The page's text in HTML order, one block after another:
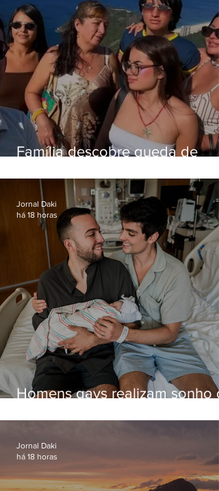
Família descobre queda de
enquanto aguardava segundo
voo
Homens gays realizam sonho
paternidade
Jornal Daki
há 18 horas
Jornal Daki
há 18 horas